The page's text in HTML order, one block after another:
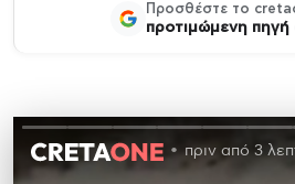
Προσθέστε το
προτιμώμενη
πριν από 3